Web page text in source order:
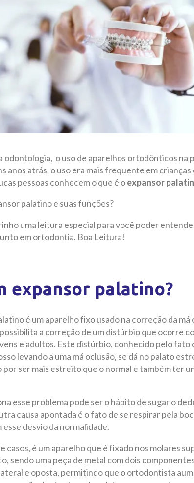
odontologia, o uso de aparelhos ortodônticos na
anos atrás, o uso era mais frequente em crianças
pessoas conhecem o que é oexpansor
palatino e suas funções?
uma leitura especial para você poder
em ortodontia. Boa Leitura!
expansor palatino?
é um aparelho fixo usado na correção da má
a correção de um distúrbio que ocorre
e adultos. Este distúrbio, conhecido pelo fato
levando a uma má oclusão, se dá no palato
ser mais estreito que o normal e também ter
esse problema pode ser o hábito de sugar o
causa apontada é o fato de se respirar pela
desvio da normalidade.
casos, é um aparelho que é fixado nos molares
sendo uma peça de metal com dois
e oposta, permitindo que o ortodontista